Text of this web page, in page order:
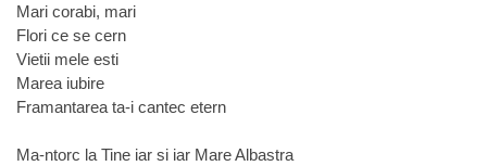
Mari corabi, mari
Flori ce se cern
Vietii mele esti
Marea iubire
Framantarea ta-i cantec etern
Ma-ntorc la Tine iar si iar Mare Albastra